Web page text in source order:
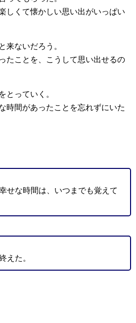
しくて懐かしい思い出がいっぱい
来ないだろう。
たことを、こうして思い出せるの
とっていく。
時間があったことを忘れずにいた
せな時間は、いつまでも覚えて
えた。